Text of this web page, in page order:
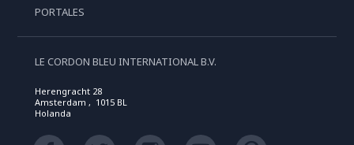
PORTALES
LE CORDON BLEU INTERNATIONAL B.V.
Herengracht 28
Amsterdam , 1015 BL
Holanda